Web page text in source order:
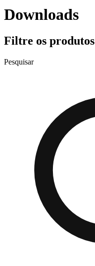
Downloads
Filtre os produtos
Pesquisar